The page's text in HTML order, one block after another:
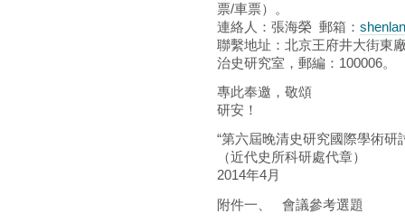
票/車票）。
連絡人：張海榮 郵箱：
聯繫地址：北京王府井大街東
治史研究室，郵編：100006。
專此奉邀，敬頌
研安！
“第六屆晚清史研究國際學術研
（近代史所科研處代章）
2014年4月
附件一、 會議參考選題